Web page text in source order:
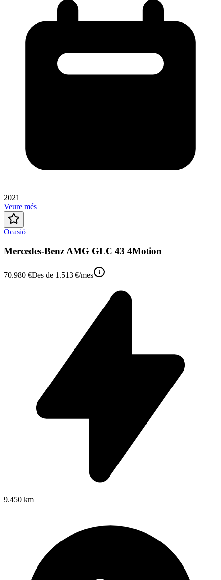
2021
Veure més
Ocasió
Mercedes-Benz AMG GLC 43 4Motion
70.980 €Des de 1.513 €/mes
9.450 km